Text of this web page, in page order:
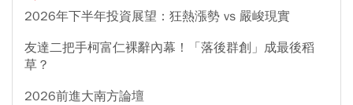
2026年下半年投資展望：狂熱漲勢 vs 嚴峻現實
友達二把手柯富仁裸辭內幕！「落後群創」成最後稻
草？
2026前進大南方論壇